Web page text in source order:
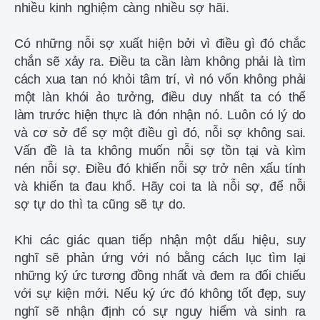
nhiều kinh nghiệm càng nhiều sợ hãi.
Có những nỗi sợ xuất hiện bởi vì điều gì đó chắc
chắn sẽ xảy ra. Điều ta cần làm không phải là tìm
cách xua tan nó khỏi tâm trí, vì nó vốn không phải
một làn khói ảo tưởng, điều duy nhất ta có thể
làm trước hiện thực là đón nhận nó. Luôn có lý do
và cơ sở để sợ một điều gì đó, nỗi sợ không sai.
Vấn đề là ta không muốn nỗi sợ tồn tại và kìm
nén nỗi sợ. Điều đó khiến nỗi sợ trở nên xấu tính
và khiến ta đau khổ. Hãy coi ta là nỗi sợ, để nỗi
sợ tự do thì ta cũng sẽ tự do.
Khi các giác quan tiếp nhận một dấu hiệu, suy
nghĩ sẽ phản ứng với nó bằng cách lục tìm lại
những ký ức tương đồng nhất và đem ra đối chiếu
với sự kiện mới. Nếu ký ức đó không tốt đẹp, suy
nghĩ sẽ nhận định có sự nguy hiểm và sinh ra